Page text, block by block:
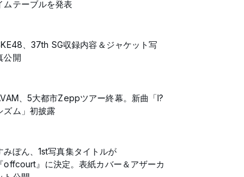
ムテーブルを発表
、37th SG収録内容＆ジャケット写
公開
、5大都市Zeppツアー終幕。新曲「I?
ズム」初披露
みぽん、1st写真集タイトルが
『offcourt』に決定。表紙カバー＆アザーカ